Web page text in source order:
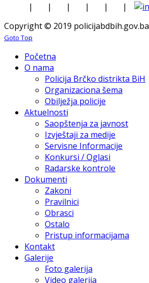
| | | | |
|
Copyright © 2019 policijabdbih.gov.ba
Goto Top
Početna
O nama
Policija Brčko distrikta BiH
Organizaciona šema
Obilježja policije
Aktuelnosti
Saopštenja za javnost
Izvještaji za medije
Servisne Informacije
Konkursi / Oglasi
Radarske kontrole
Dokumenti
Zakoni
Pravilnici
Obrasci
Ostalo
Pristup informacijama
Kontakt
Galerije
Foto galerija
Video galerija